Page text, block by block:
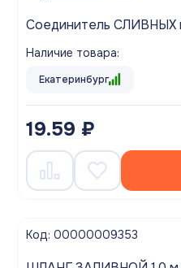
Наличие товара:
Екатеринбург
19.59 ₽
Код: 00000009353